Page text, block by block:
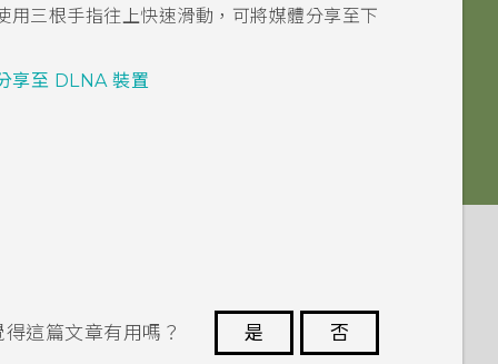
三根手指往上快速滑動，可將媒體分享至下
享至 DLNA 裝置
得這篇文章有用嗎？ 是
否